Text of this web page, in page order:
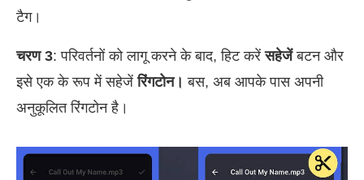
टैग।
चरण 3: परिवर्तनों को लागू करने के बाद, हिट करेंसहेजेंबटन और
इसे एक के रूप में सहेजेंरिंगटोन। बस, अब आपके पास अपनी
अनुकूलित रिंगटोन है।